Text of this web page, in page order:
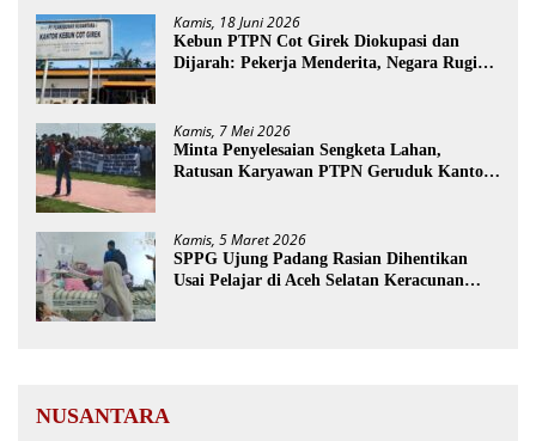
Kamis, 18 Juni 2026
Kebun PTPN Cot Girek Diokupasi dan
Dijarah: Pekerja Menderita, Negara Rugi
Kamis, 7 Mei 2026
Minta Penyelesaian Sengketa Lahan,
Ratusan Karyawan PTPN Geruduk Kantor
Kamis, 5 Maret 2026
SPPG Ujung Padang Rasian Dihentikan
Usai Pelajar di Aceh Selatan Keracunan
NUSANTARA